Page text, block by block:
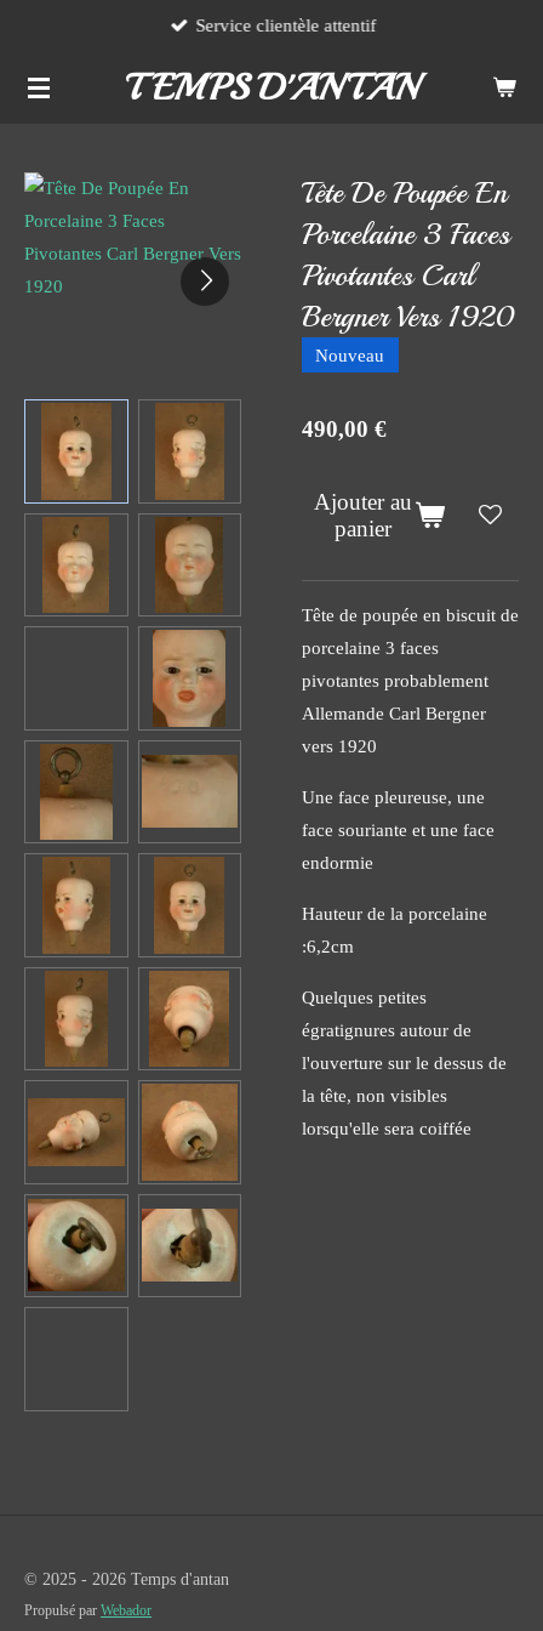
contenu
TEMPS D'ANTAN
Service clientèle attentif
Tête De Poupée En
Porcelaine 3 Faces
Pivotantes Carl
Bergner Vers 1920
Nouveau
490,00 €
Ajouter au
panier
Tête de poupée en biscuit de
porcelaine 3 faces
pivotantes probablement
Allemande Carl Bergner
vers 1920
Une face pleureuse, une
face souriante et une face
endormie
Hauteur de la porcelaine
:6,2cm
Quelques petites
égratignures autour de
l'ouverture sur le dessus de
la tête, non visibles
lorsqu'elle sera coiffée
© 2025 - 2026 Temps d'antan
Propulsé par Webador